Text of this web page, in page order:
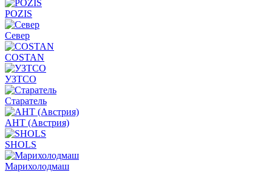
POZIS
Север
COSTAN
УЗТСО
Старатель
АНТ (Австрия)
SHOLS
Марихолодмаш